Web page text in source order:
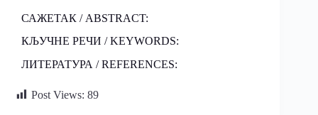
САЖЕТАК / ABSTRACT:
КЉУЧНЕ РЕЧИ / KEYWORDS:
ЛИТЕРАТУРА / REFERENCES:
Post Views: 89